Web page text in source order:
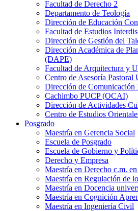
Facultad de Derecho 2
Departamento de Teología
Dirección de Educación
Facultad de Estudios
Dirección de Gestión del
Dirección Académica de
(DAPE)
Facultad de Arquitectura y
Centro de Asesoría
Dirección de
Cachimbo PUCP (OCAI)
Dirección de Actividades
Centro de Estudios
Posgrado
Maestría en Gerencia Social
Escuela de Posgrado
Escuela de Gobierno y
Derecho y Empresa
Maestría en Derecho c.m.
Maestría en Regulación de
Maestría en Docencia
Maestría en Cognición
Maestría en Ingeniería Civil